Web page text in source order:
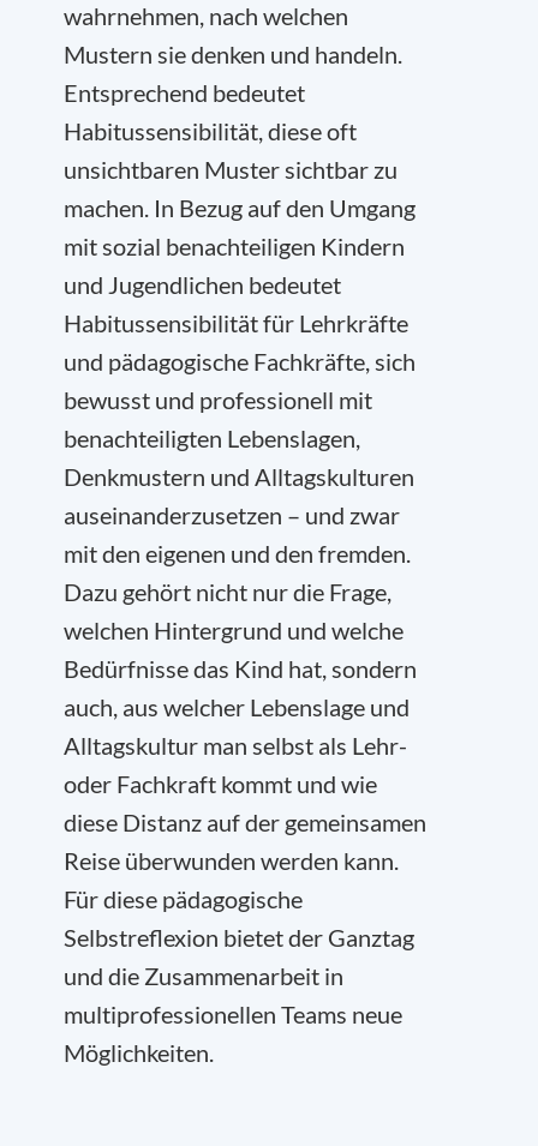
wahrnehmen, nach welchen
Mustern sie denken und handeln.
Entsprechend bedeutet
Habitussensibilität, diese oft
unsichtbaren Muster sichtbar zu
machen. In Bezug auf den Umgang
mit sozial benachteiligen Kindern
und Jugendlichen bedeutet
Habitussensibilität für Lehrkräfte
und pädagogische Fachkräfte, sich
bewusst und professionell mit
benachteiligten Lebenslagen,
Denkmustern und Alltagskulturen
auseinanderzusetzen – und zwar
mit den eigenen und den fremden.
Dazu gehört nicht nur die Frage,
welchen Hintergrund und welche
Bedürfnisse das Kind hat, sondern
auch, aus welcher Lebenslage und
Alltagskultur man selbst als Lehr-
oder Fachkraft kommt und wie
diese Distanz auf der gemeinsamen
Reise überwunden werden kann.
Für diese pädagogische
Selbstreflexion bietet der Ganztag
und die Zusammenarbeit in
multiprofessionellen Teams neue
Möglichkeiten.